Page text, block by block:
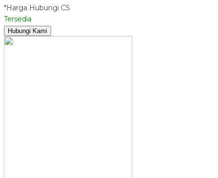
*Harga Hubungi CS
Tersedia
Hubungi Kami